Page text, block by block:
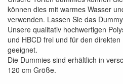
können dies mit warmes Wasser
verwenden. Lassen Sie das
Unsere qualitativ hochwertigen
und HBCD frei und für den
geeignet.
Die Dummies sind erhältlich in
120 cm Größe.